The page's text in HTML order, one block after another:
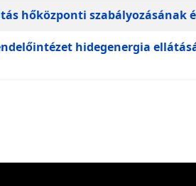
hőközponti szabályozásának
hidegenergia